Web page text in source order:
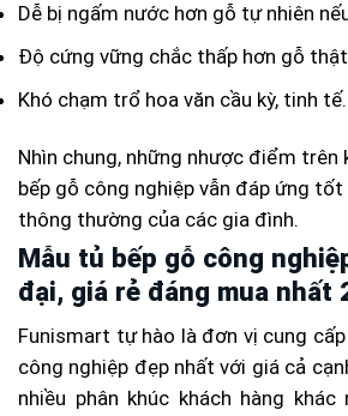
Dễ bị ngấm nước hơn gỗ tự nhiên
Độ cứng vững chắc thấp hơn gỗ
Khó chạm trổ hoa văn cầu kỳ, tinh tế.
Nhìn chung, những nhược điểm trên
bếp gỗ công nghiệp vẫn đáp ứng tốt
thông thường của các gia đình.
Mẫu tủ bếp gỗ công
đại, giá rẻ đáng mua nhất
Funismart tự hào là đơn vị cung
công nghiệp đẹp nhất với giá cả
nhiều phân khúc khách hàng